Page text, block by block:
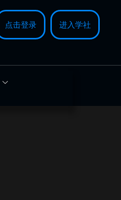
点击登录 进入学社